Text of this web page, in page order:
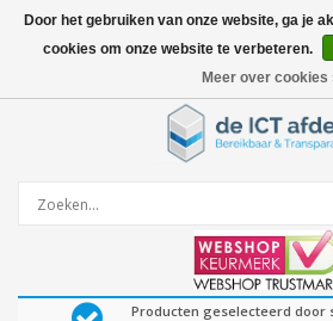
0artikelen
Producten geselecteerd door
Door het gebruiken van onze website, ga je
cookies om onze website te verbeteren.
Meer over cookies